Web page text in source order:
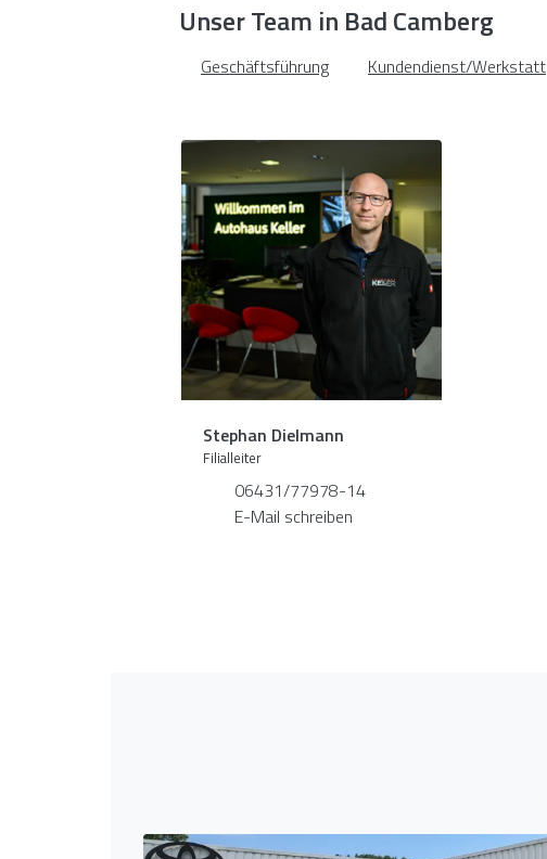
Unser Team in Bad Camberg
Geschäftsführung Kundendienst/Werkstatt
Stephan Dielmann
Filialleiter
06431/77978-14
E-Mail schreiben